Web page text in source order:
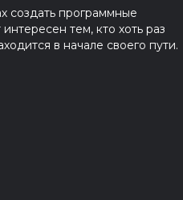
создать программные
тем, кто хоть раз
в начале своего пути.